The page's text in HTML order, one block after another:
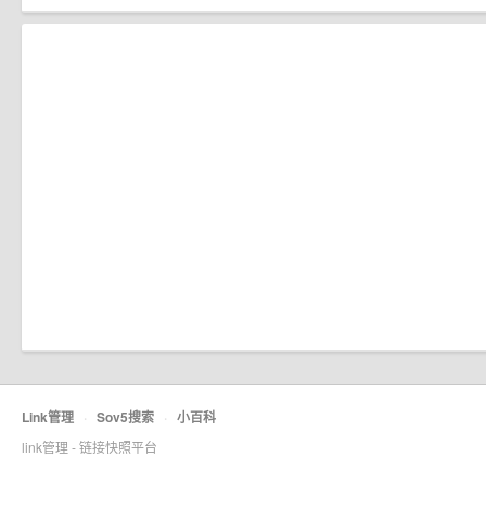
Link管理 · Sov5搜索 · 小百科
link管理 - 链接快照平台